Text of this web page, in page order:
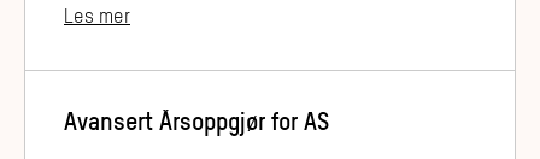
Les mer
Avansert Årsoppgjør for AS